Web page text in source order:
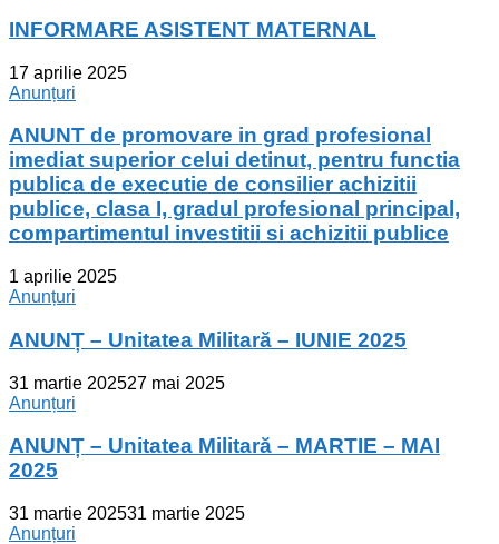
INFORMARE ASISTENT MATERNAL
17 aprilie 2025
Anunțuri
ANUNT de promovare in grad profesional
imediat superior celui detinut, pentru functia
publica de executie de consilier achizitii
publice, clasa I, gradul profesional principal,
compartimentul investitii si achizitii publice
1 aprilie 2025
Anunțuri
ANUNȚ – Unitatea Militară – IUNIE 2025
31 martie 202527 mai 2025
Anunțuri
ANUNȚ – Unitatea Militară – MARTIE – MAI
2025
31 martie 202531 martie 2025
Anunțuri